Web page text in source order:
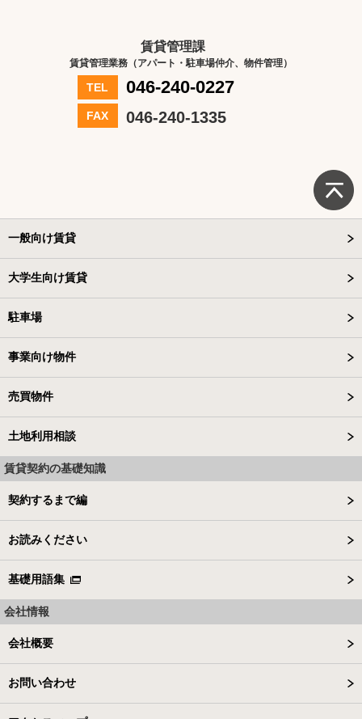
賃貸管理課
賃貸管理業務（アパート・駐車場仲介、物件管理）
TEL 046-240-0227
FAX 046-240-1335
一般向け賃貸
大学生向け賃貸
駐車場
事業向け物件
売買物件
土地利用相談
賃貸契約の基礎知識
契約するまで編
お読みください
基礎用語集
会社情報
会社概要
お問い合わせ